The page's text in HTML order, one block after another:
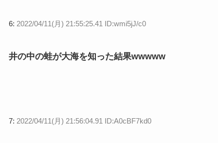
6: 2022/04/11(月) 21:55:25.41 ID:wmi5jJ/c0
井の中の蛙が大海を知った結果wwwww
7: 2022/04/11(月) 21:56:04.91 ID:A0cBF7kd0